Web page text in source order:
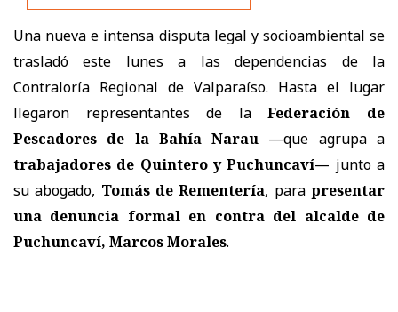
Una nueva e intensa disputa legal y socioambiental se
trasladó este lunes a las dependencias de la
Contraloría Regional de Valparaíso. Hasta el lugar
llegaron representantes de laFederación de
Pescadores de la Bahía Narau —que agrupa a
trabajadores de Quintero y Puchuncaví— junto a
su abogado, Tomás de Rementería, parapresentar
una denuncia formal en contra del alcalde de
Puchuncaví, Marcos Morales.